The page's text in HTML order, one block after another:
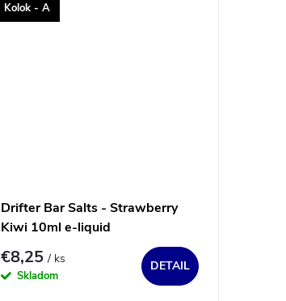
Kolok - A
Drifter Bar Salts - Strawberry
Kiwi 10ml e-liquid
€8,25/ ks
Skladom
DETAIL